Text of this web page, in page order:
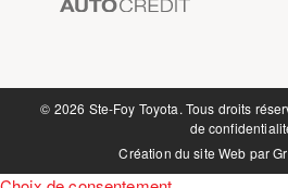
©️ 2026 Ste-Foy Toyota. Tous droits
de
Création du site Web par